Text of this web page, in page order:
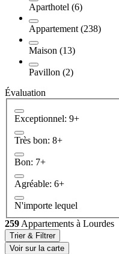
Aparthotel (6)
Appartement (238)
Maison (13)
Pavillon (2)
Évaluation
Exceptionnel: 9+
Très bon: 8+
Bon: 7+
Agréable: 6+
N'importe lequel
259 Appartements à Lourdes
Trier & Filtrer
Voir sur la carte